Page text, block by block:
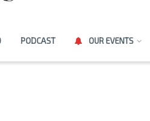
PODCAST OUR EVENTS